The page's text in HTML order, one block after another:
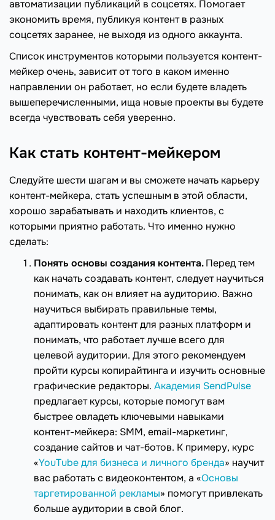
автоматизации публикаций в соцсетях. Помогает
экономить время, публикуя контент в разных
соцсетях заранее, не выходя из одного аккаунта.
Список инструментов которыми пользуется контент-
мейкер очень, зависит от того в каком именно
направлении он работает, но если будете владеть
вышеперечисленными, ища новые проекты вы будете
всегда чувствовать себя уверенно.
Как стать контент-мейкером
Следуйте шести шагам и вы сможете начать карьеру
контент-мейкера, стать успешным в этой области,
хорошо зарабатывать и находить клиентов, с
которыми приятно работать. Что именно нужно
сделать:
Понять основы создания контента.Перед тем
как начать создавать контент, следует научиться
понимать, как он влияет на аудиторию. Важно
научиться выбирать правильные темы,
адаптировать контент для разных платформ и
понимать, что работает лучше всего для
целевой аудитории. Для этого рекомендуем
пройти курсы копирайтинга и изучить основные
графические редакторы. Академия SendPulse
предлагает курсы, которые помогут вам
быстрее овладеть ключевыми навыками
контент-мейкера: SMM, email-маркетинг,
создание сайтов и чат-ботов. К примеру, курс
«YouTube для бизнеса и личного бренда» научит
вас работать с видеоконтентом, а «Основы
таргетированной рекламы» помогут привлекать
больше аудитории в свой блог.